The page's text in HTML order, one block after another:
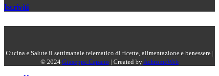
Iscriviti
Cucina e Salute il settimanale telematico di ricette, alimentazione e benessere |
© 2024 Giuseppe Capano | Created byAchromeWeb